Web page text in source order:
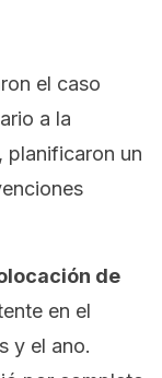
el caso
a la
planificaron un
de
en el
y el ano.